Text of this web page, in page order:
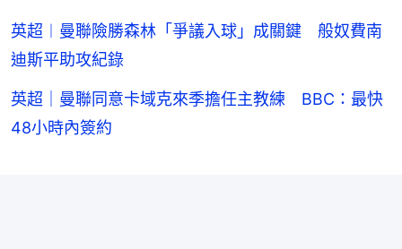
英超︱曼聯險勝森林「爭議入球」成關鍵 般奴費南
迪斯平助攻紀錄
英超｜曼聯同意卡域克來季擔任主教練 BBC：最快
48小時內簽約